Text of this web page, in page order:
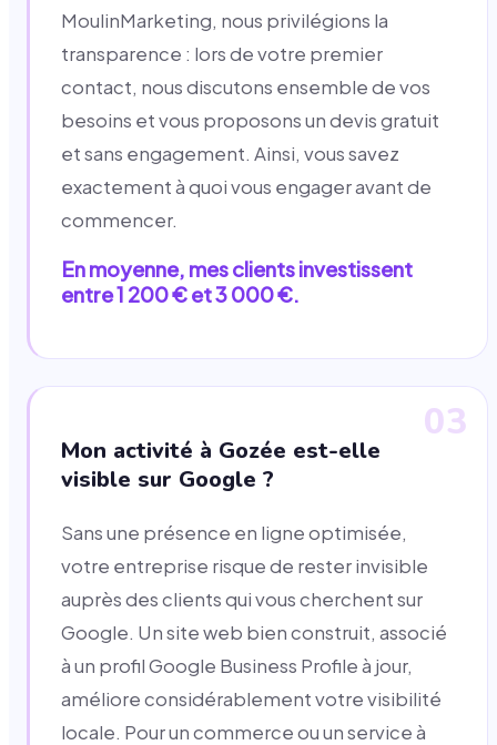
MoulinMarketing, nous privilégions la
transparence : lors de votre premier
contact, nous discutons ensemble de vos
besoins et vous proposons un devis gratuit
et sans engagement. Ainsi, vous savez
exactement à quoi vous engager avant de
commencer.
En moyenne, mes clients investissent
entre 1 200 € et 3 000 €.
03
Mon activité à Gozée est-elle
visible sur Google ?
Sans une présence en ligne optimisée,
votre entreprise risque de rester invisible
auprès des clients qui vous cherchent sur
Google. Un site web bien construit, associé
à un profil Google Business Profile à jour,
améliore considérablement votre visibilité
locale. Pour un commerce ou un service à